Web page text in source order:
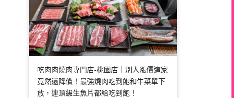
吃肉肉燒肉専門店-桃園店｜別人漲價這家
竟然還降價！最強燒肉吃到飽和牛菜單下
放，連頂級生魚片都給吃到飽！